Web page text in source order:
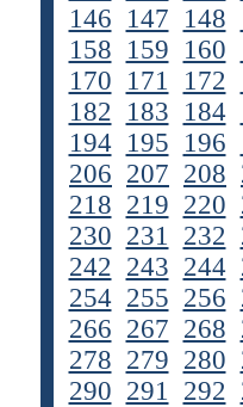
146 147 148
158 159 160
170 171 172
182 183 184
194 195 196
206 207 208
218 219 220
230 231 232
242 243 244
254 255 256
266 267 268
278 279 280
290 291 292